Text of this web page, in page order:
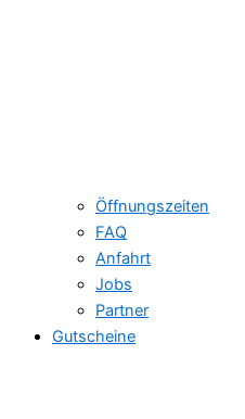
Öffnungszeiten
FAQ
Anfahrt
Jobs
Partner
Gutscheine